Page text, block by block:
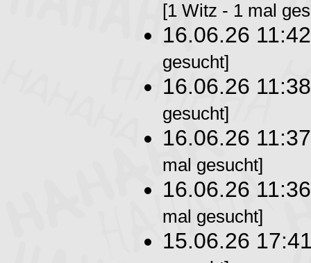
[1 Witz - 1 mal
16.06.26
gesucht]
16.06.26
gesucht]
16.06.26
mal gesucht]
16.06.26
mal gesucht]
15.06.26